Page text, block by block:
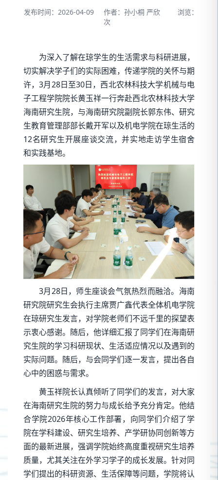
发布时间：2026-04-09 作者：孙小桐 严欣
浏览：
次
为深入了解在琼学生的生活需求与科研进展，
切实解决学子们的实际困难，传递学院的关怀与期
许，3月28日至30日，西北农林科技大学机械与电
子工程学院院长黄玉祥一行奔赴西北农林科技大学
海南研究生院，与海南研究院副院长郭东伟、研究
生教育管理部部长戴开军以及机电学院在琼生活的
12名研究生开展座谈交流，并实地走访学生宿舍
和实践基地。
3月28日，师生座谈会气氛热烈而融洽。海南
研究院研究生会执行主席贾广鑫代表全体机电学院
在琼研究生发言，对学院老师们不远千里的探望表
示衷心感谢。随后，他详细汇报了同学们在海南研
究生院的学习科研现状、生活适应情况以及遇到的
实际问题。随后，与会同学们逐一发言，提出各自
心中的困惑与需求。
黄玉祥院长认真倾听了同学们的发言，对大家
在海南研究生院的努力与成长给予充分肯定。他结
合学院2026年核心工作部署，向同学们介绍了学
院在学科建设、研究生培养、产学研协同创新等方
面的最新进展，强调学院始终高度重视研究生培养
质量，尤其关注在外学习学子的成长发展。针对同
学们提出的科研资源、生活保障等问题，学院将认